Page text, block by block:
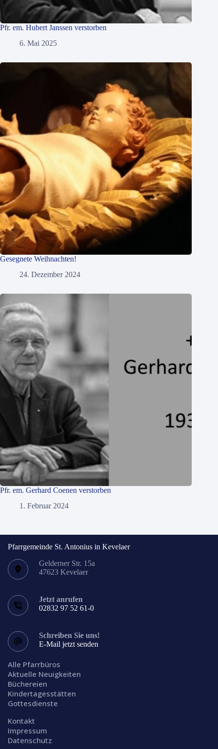
Pfr. em. Hubert Janssen verstorben
6. Mai 2025
Gesegnete Weihnachten!
24. Dezember 2024
Pfr. em. Gerhard Coenen verstorben
1. Februar 2024
Pfarrgemeinde St. Antonius in Kevelaer
Gelderner Str. 15a
47623 Kevelaer
Jetzt anrufen
02832 97 52 61-0
Schreiben Sie uns!
E-Mail jetzt senden
Alle Pfarrbüros
Aktuelle Neuigkeiten
Büchereien
Kindertagesstätten
Gottesdienste
Kontakt
Impressum
Datenschutz